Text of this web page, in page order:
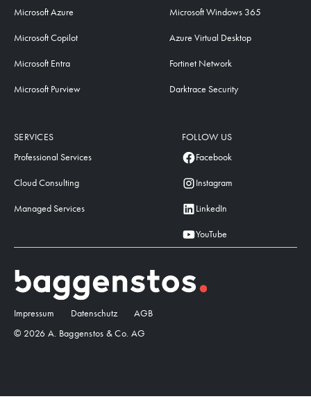
SERVICES
Professional Services
Cloud Consulting
Managed Services
Microsoft Azure
Microsoft Copilot
Microsoft Entra
Microsoft Purview
Microsoft Windows 365
Azure Virtual Desktop
Fortinet Network
Darktrace Security
FOLLOW US
Facebook
Instagram
LinkedIn
YouTube
Impressum Datenschutz
AGB
© 2026 A. Baggenstos & Co. AG